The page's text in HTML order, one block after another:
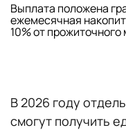
Выплата положена
ежемесячная
10% от
В 2026 году
смогут получить